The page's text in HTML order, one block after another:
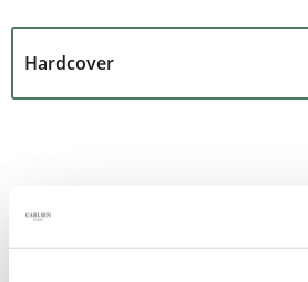
Hardcover
1